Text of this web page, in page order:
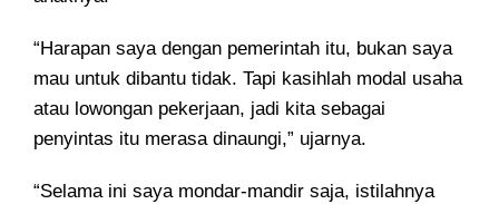
“Harapan saya dengan pemerintah itu, bukan saya
mau untuk dibantu tidak. Tapi kasihlah modal usaha
atau lowongan pekerjaan, jadi kita sebagai
penyintas itu merasa dinaungi,” ujarnya.
“Selama ini saya mondar-mandir saja, istilahnya